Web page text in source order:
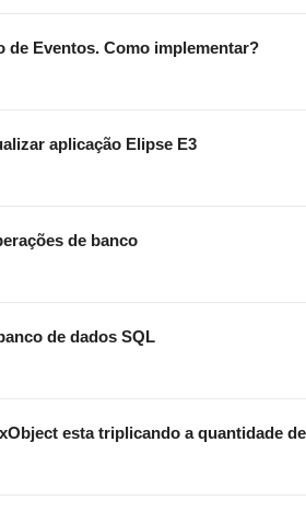
de Eventos. Como implementar?
aplicação Elipse E3
de banco
de dados SQL
esta triplicando a quantidade